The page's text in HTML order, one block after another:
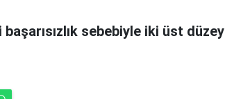
sebebiyle iki üst düzey